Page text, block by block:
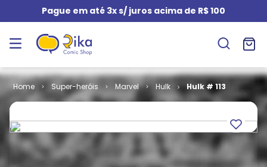
Pague em até 3x s/ juros acima de R$ 100
Super-heróis Marvel Hulk Hulk # 113